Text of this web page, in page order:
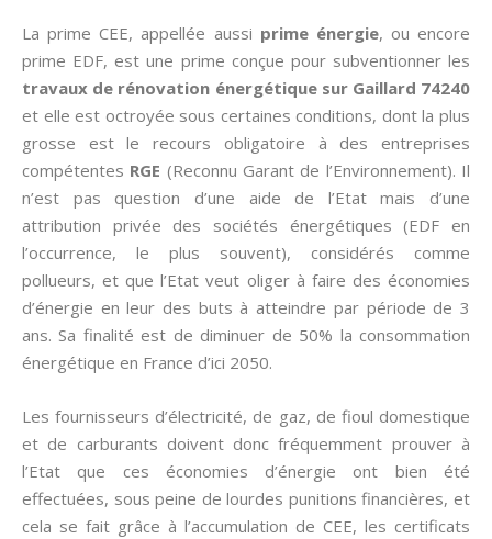
La prime CEE, appellée aussi­ prime énergie, ou encore
prime EDF, est une prime conçue pour subventionner les
travaux de rénovation énergétique sur Gaillard 74240
et elle est octroyée sous certaines conditions, dont la plus
grosse est le recours obligatoire à des entreprises
compétentes RGE (Reconnu Garant de l’Environnement). Il
n’est pas question d’une aide de l’Etat mais d’une
attribution privée des sociétés énergétiques (EDF en
l’occurrence, le plus souvent), considérés comme
pollueurs, et que l’Etat veut oliger à faire des économies
d’énergie en leur des buts à atteindre par période de 3
ans. Sa finalité est de diminuer de 50% la consommation
énergétique en France d’ici 2050.
Les fournisseurs d’électricité, de gaz, de fioul domestique
et de carburants doivent donc fréquemment prouver à
l’Etat que ces économies d’énergie ont bien été
effectuées, sous peine de lourdes punitions financières, et
cela se fait grâce à l’accumulation de CEE, les certificats